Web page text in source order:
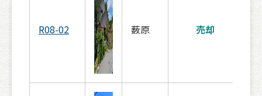
R08-02 薮原 売却